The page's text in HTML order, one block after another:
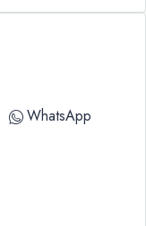
WhatsApp